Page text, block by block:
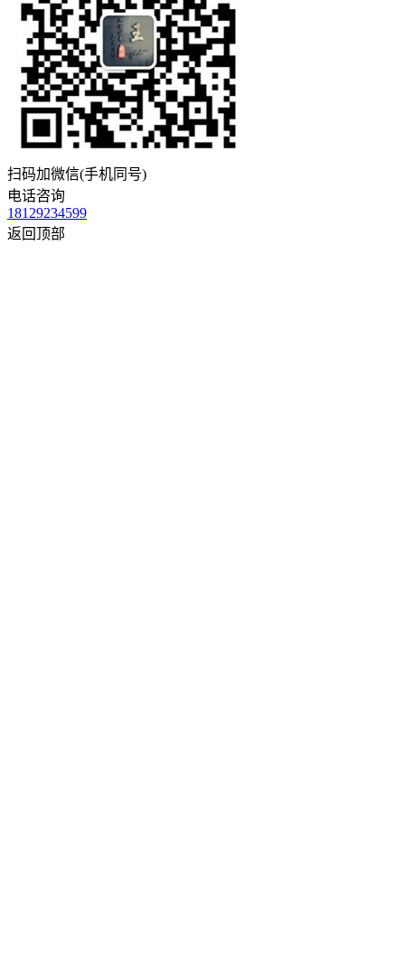
扫码加微信(手机同号)
电话咨询
18129234599
返回顶部